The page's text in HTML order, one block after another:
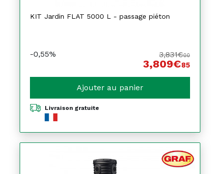
KIT Jardin FLAT 5000 L - passage piéton
-0,55% 3,831€00
3,809€85
Ajouter au panier
Livraison gratuite